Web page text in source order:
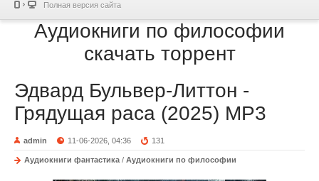
Полная версия сайта
Аудиокниги по философии
скачать торрент
Эдвард Бульвер-Литтон -
Грядущая раса (2025) MP3
admin 11-06-2026, 04:36 131
Аудиокниги фантастика / Аудиокниги по философии